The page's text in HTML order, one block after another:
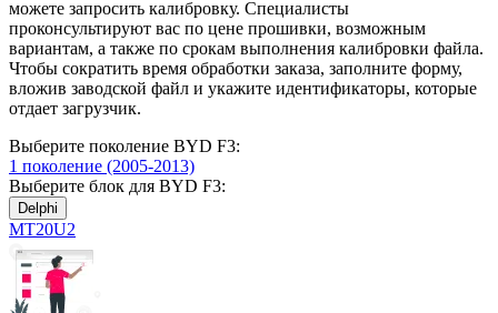
можете запросить калибровку. Специалисты
проконсультируют вас по цене прошивки, возможным
вариантам, а также по срокам выполнения калибровки файла.
Чтобы сократить время обработки заказа, заполните форму,
вложив заводской файл и укажите идентификаторы, которые
отдает загрузчик.
Выберите поколение BYD F3:
1 поколение (2005-2013)
Выберите блок для BYD F3:
Delphi
MT20U2